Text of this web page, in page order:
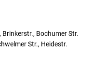
Bochumer Str.
Str., Heidestr.